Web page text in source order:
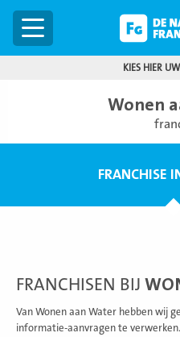
Menu
KIES HIER
Wonen
FRANCHISE
FRANCHISEN BIJ
Van Wonen aan Water hebben wij
informatie-aanvragen te